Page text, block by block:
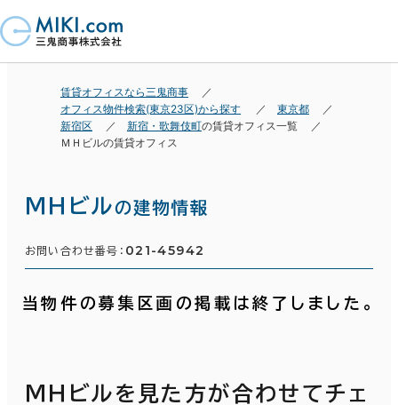
賃貸オフィスなら三鬼商事
オフィス物件検索(東京23区)から探す
東京都
新宿区
新宿・歌舞伎町の賃貸オフィス一覧
ＭＨビルの賃貸オフィス
ＭＨビルの建物情報
お問い合わせ番号： 021-45942
当物件の募集区画の掲載は終了しました。
ＭＨビルを見た方が合わせてチェ